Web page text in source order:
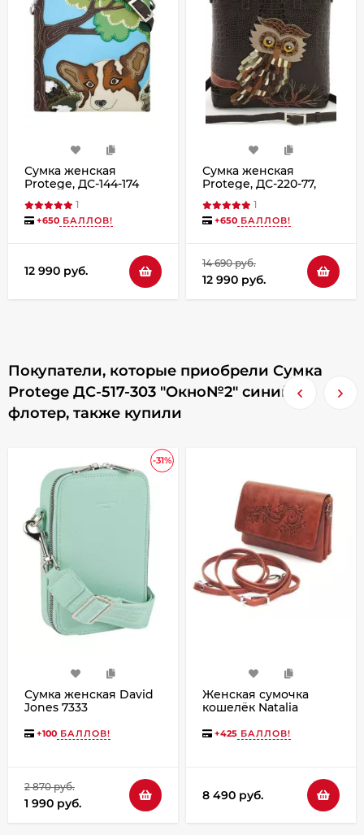
Сумка женская
Protege, ДС-144-174
1
+650 БАЛЛОВ!
12 990 руб.
Сумка женская
Protege, ДС-220-77,
коричневая рептилия
1
+650 БАЛЛОВ!
14 690 руб.
12 990 руб.
Покупатели, которые приобрели Сумка
Protege ДС-517-303 "Окно№2" синий
флотер, также купили
-31%
Сумка женская David
Jones 7333
+100 БАЛЛОВ!
2 870 руб.
1 990 руб.
Женская сумочка
кошелёк Natalia
«Лисиа»
+425 БАЛЛОВ!
8 490 руб.